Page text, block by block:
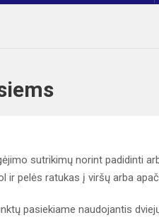
sutrikimų norint padidinti
ir pelės ratukas į viršų arba
pasiekiame naudojantis